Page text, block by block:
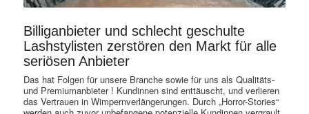
Billiganbieter und schlecht geschulte
Lashstylisten zerstören den Markt für alle
seriösen Anbieter
Das hat Folgen für unsere Branche sowie für uns als Qualitäts-
und Premiumanbieter ! Kundinnen sind enttäuscht, und verlieren
das Vertrauen in Wimpernverlängerungen. Durch „Horror-Stories“